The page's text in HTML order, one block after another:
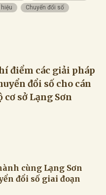
Chuyển đổi số
điểm các giải pháp
đổi số cho cán
cơ sở Lạng Sơn
cùng Lạng Sơn
đổi số giai đoạn